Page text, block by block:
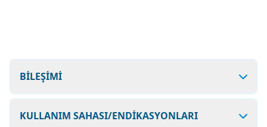
BİLEŞİMİ
KULLANIM SAHASI/ENDİKASYONLARI